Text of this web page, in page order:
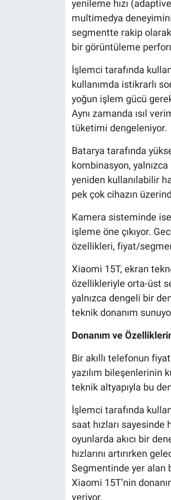
yenileme hızı
multimedya
segmentte rakip
bir görüntüleme
İşlemci tarafında
kullanımda istikrarlı
yoğun işlem gücü
Aynı zamanda ısıl
tüketimi dengeleniyor.
Batarya tarafında
kombinasyon,
yeniden kullanılabilir
pek çok cihazın
Kamera sisteminde
işleme öne çıkıyor.
özellikleri, fiyat/
Xiaomi 15T, ekran
özellikleriyle orta-üst
yalnızca dengeli bir
teknik donanım
Donanım ve
Bir akıllı telefonun
yazılım bileşenlerinin
teknik altyapıyla bu
İşlemci tarafında
saat hızları
oyunlarda akıcı bir
hızlarını artırırken
Segmentinde yer alan
Xiaomi 15T’nin
veriyor.